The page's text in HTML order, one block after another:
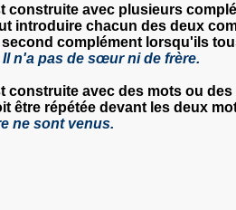
construite avec plusieurs
introduire chacun des deux
complément lorsqu'ils
n'a pas de sœur ni de frère.
construite avec des mots ou
être répétée devant les deux
ne sont venus.